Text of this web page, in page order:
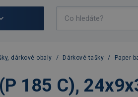
dárkové obaly / Dárkové tašky / Paper
185 C),